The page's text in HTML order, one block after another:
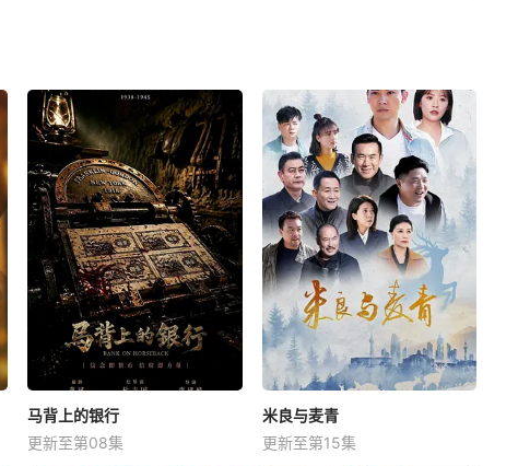
马背上的银行
更新至第08集
米良与麦青
更新至第15集